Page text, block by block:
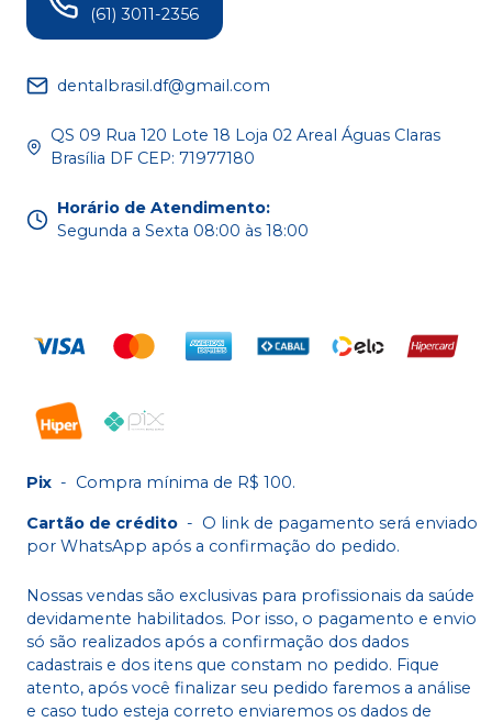
(61) 3011-2356
dentalbrasil.df@gmail.com
QS 09 Rua 120 Lote 18 Loja 02 Areal Águas Claras
Brasília DF CEP: 71977180
Horário de Atendimento:
Segunda a Sexta 08:00 às 18:00
Pix - Compra mínima de R$ 100.
Cartão de crédito - O link de pagamento será enviado
por WhatsApp após a confirmação do pedido.
Nossas vendas são exclusivas para profissionais da saúde
devidamente habilitados. Por isso, o pagamento e envio
só são realizados após a confirmação dos dados
cadastrais e dos itens que constam no pedido. Fique
atento, após você finalizar seu pedido faremos a análise
e caso tudo esteja correto enviaremos os dados de